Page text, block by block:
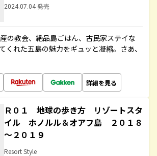
2024.07.04 発売
の教会、絶品島ごはん、古民家ステイな
くれた五島の魅力をギュッと凝縮。さあ、
詳細を見る
Ｒ０１ 地球の歩き方 リゾートスタ
イル ホノルル＆オアフ島 ２０１８
～２０１９
Resort Style